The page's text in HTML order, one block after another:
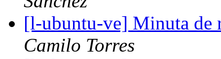
[l-ubuntu-ve] Minuta de
Camilo Torres